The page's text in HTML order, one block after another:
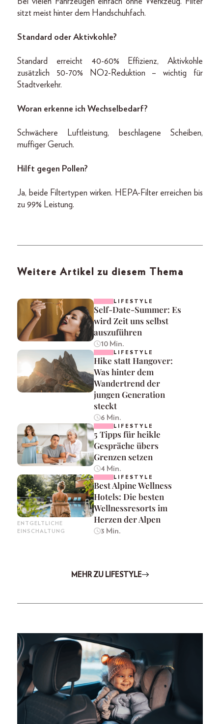
sitzt meist hinter dem Handschuhfach.
Standard oder Aktivkohle?
Standard erreicht 40-60% Effizienz, Aktivkohle
zusätzlich 50-70% NO2-Reduktion – wichtig für
Stadtverkehr.
Woran erkenne ich Wechselbedarf?
Schwächere Luftleistung, beschlagene Scheiben,
muffiger Geruch.
Hilft gegen Pollen?
Ja, beide Filtertypen wirken. HEPA-Filter erreichen bis
zu 99% Leistung.
Weitere Artikel zu diesem Thema
LIFESTYLE
Self-Date-Summer: Es
wird Zeit uns selbst
auszuführen
10 Min.
LIFESTYLE
Hike statt Hangover:
Was hinter dem
Wandertrend der
jungen Generation
steckt
6 Min.
LIFESTYLE
5 Tipps für heikle
Gespräche übers
Grenzen setzen
4 Min.
ENTGELTLICHE
EINSCHALTUNG
LIFESTYLE
Best Alpine Wellness
Hotels: Die besten
Wellnessresorts im
Herzen der Alpen
3 Min.
MEHR ZU LIFESTYLE